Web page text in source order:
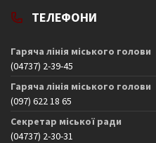
ТЕЛЕФОНИ
Гаряча лінія міського голови
(04737) 2-39-45
Гаряча лінія міського голови
(097) 622 18 65
Секретар міської ради
(04737) 2-30-31